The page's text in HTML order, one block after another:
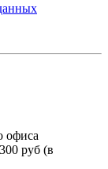
офиса
руб (в